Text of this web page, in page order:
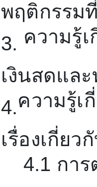
พฤติกรรม
3. ความรู้
เงินสดแล
4. ความรู้เ
เรื่องเกี่ยว
4.1 การ